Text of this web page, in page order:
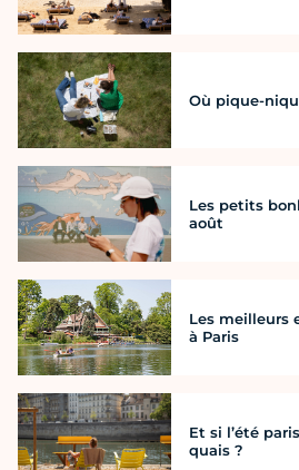
Où pique-
Les petits
août
Les meilleurs
à Paris
Et si l’été
quais ?